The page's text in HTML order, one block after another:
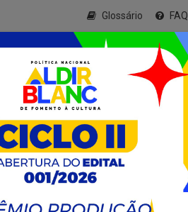
Glossário FAQ
Informe-se + Transparência